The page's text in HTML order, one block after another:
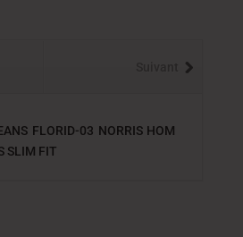
FLORID-03 NORRIS HOM
SLIM FIT